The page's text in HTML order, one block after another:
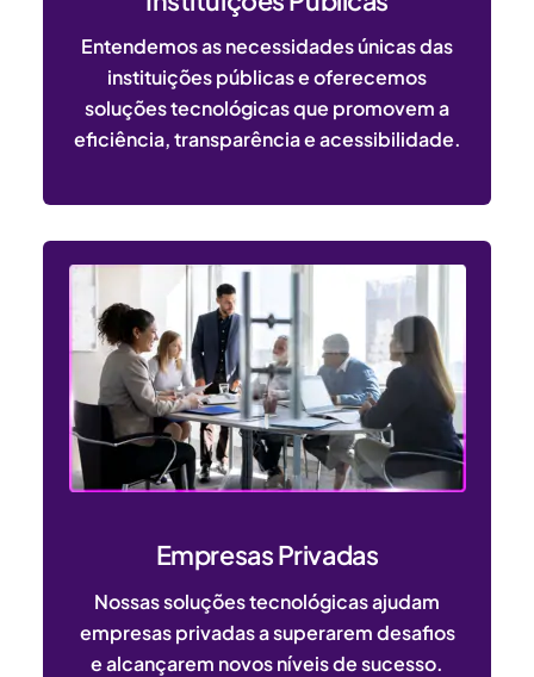
Entendemos as necessidades únicas das
instituições públicas e oferecemos
soluções tecnológicas que promovem a
eficiência, transparência e acessibilidade.
Empresas Privadas
Nossas soluções tecnológicas ajudam
empresas privadas a superarem desafios
e alcançarem novos níveis de sucesso.